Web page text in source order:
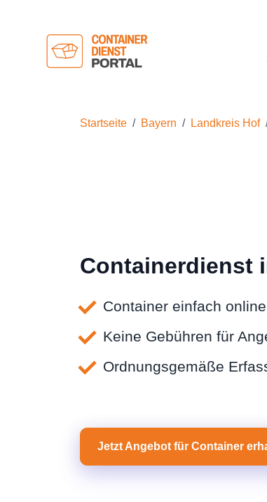
Startseite Bayern Landkreis Hof
Containerdienst
Container einfach
Keine Gebühren für
Ordnungsgemäße
Jetzt Angebot für Container